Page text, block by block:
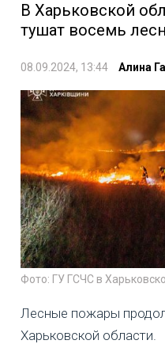
В Харьковской
тушат восемь
08.09.2024, 13:44 Алина
Фото: ГУ ГСЧС в
Лесные пожары
Харьковской области.